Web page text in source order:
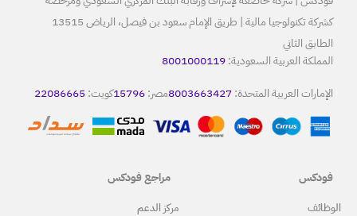
كشركة تكنولوجيا مالية | طريق الإمام سعود بن فيصل، الرياض 13515
مصر:15796كويت:22086665
مراجع فودكس
مركز الدعم